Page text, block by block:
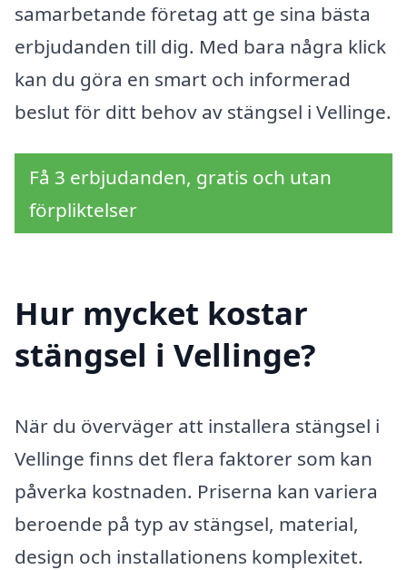
samarbetande företag att ge sina bästa
erbjudanden till dig. Med bara några klick
kan du göra en smart och informerad
beslut för ditt behov av stängsel i Vellinge.
Få 3 erbjudanden, gratis och utan
förpliktelser
Hur mycket kostar
stängsel i Vellinge?
När du överväger att installera stängsel i
Vellinge finns det flera faktorer som kan
påverka kostnaden. Priserna kan variera
beroende på typ av stängsel, material,
design och installationens komplexitet.